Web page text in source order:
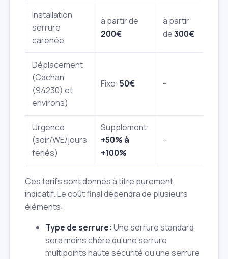
Installation
serrure
carénée
à partir de
200€
à partir
de300€
Déplacement
(Cachan
(94230) et
environs)
Fixe: 50€ -
Urgence
(soir/WE/jours
fériés)
Supplément:
+50% à
+100%
-
Ces tarifs sont donnés à titre purement
indicatif. Le coût final dépendra de plusieurs
éléments:
Type de serrure: Une serrure standard
sera moins chère qu'une serrure
multipoints haute sécurité ou une serrure